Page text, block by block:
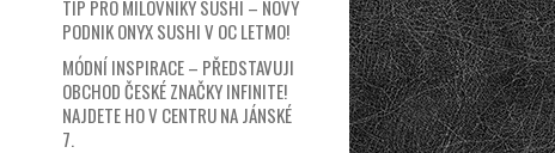
TIP PRO MILOVNÍKY SUSHI – NOVÝ
PODNIK ONYX SUSHI V OC LETMO!
MÓDNÍ INSPIRACE – PŘEDSTAVUJI
OBCHOD ČESKÉ ZNAČKY INFINITE!
NAJDETE HO V CENTRU NA JÁNSKÉ
7.